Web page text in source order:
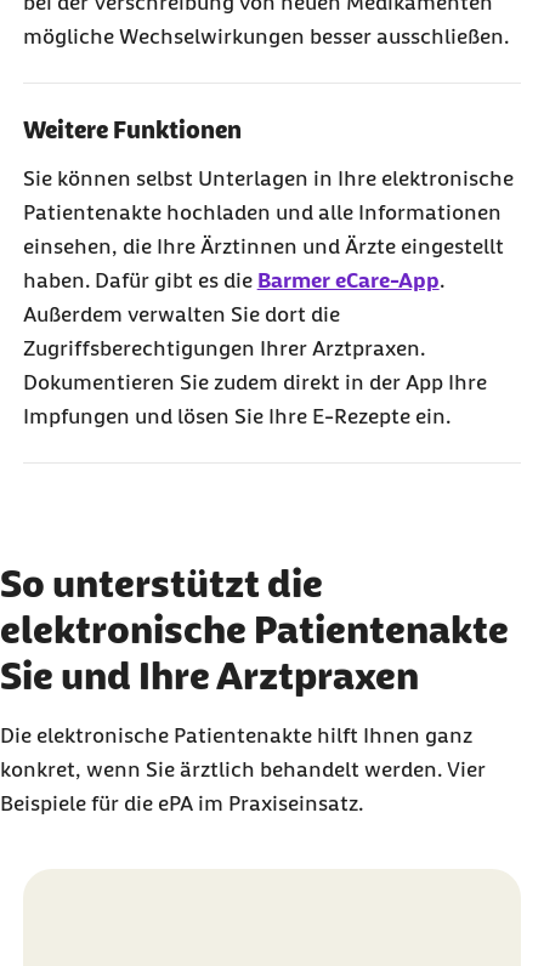
mögliche Wechselwirkungen besser ausschließen.
Weitere Funktionen
Sie können selbst Unterlagen in Ihre elektronische
Patientenakte hochladen und alle Informationen
einsehen, die Ihre Ärztinnen und Ärzte eingestellt
haben. Dafür gibt es die Barmer eCare-App.
Außerdem verwalten Sie dort die
Zugriffsberechtigungen Ihrer Arztpraxen.
Dokumentieren Sie zudem direkt in der App Ihre
Impfungen und lösen Sie Ihre E-Rezepte ein.
So unterstützt die
elektronische Patientenakte
Sie und Ihre Arztpraxen
Die elektronische Patientenakte hilft Ihnen ganz
konkret, wenn Sie ärztlich behandelt werden. Vier
Beispiele für die ePA im Praxiseinsatz.